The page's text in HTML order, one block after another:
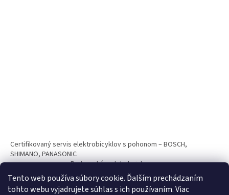
Tento web používa súbory cookie. Ďalším prechádzaním
tohto webu vyjadrujete súhlas s ich používaním. Viac
Certifikovaný servis elektrobicyklov s pohonom – BOSCH,
SHIMANO, PANASONIC
Partnerský web hokejshop.eu